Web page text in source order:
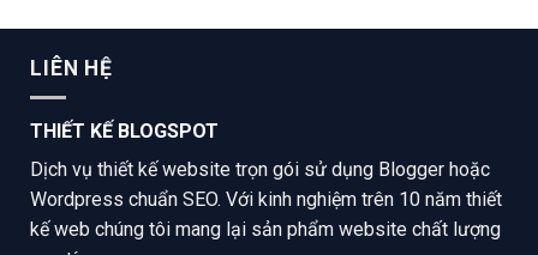
LIÊN HỆ
THIẾT KẾ BLOGSPOT
Dịch vụ thiết kế website trọn gói sử dụng Blogger hoặc
Wordpress chuẩn SEO. Với kinh nghiệm trên 10 năm thiết
kế web chúng tôi mang lại sản phẩm website chất lượng